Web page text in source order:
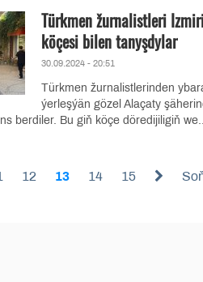
Türkmen žurnalistleri
köçesi bilen tanyşdylar
30.09.2024 - 20:51
Türkmen žurnalistlerinden
ýerleşýän gözel Alaçaty
berdiler. Bu giň köçe döredijiligiň
12 13 14 15